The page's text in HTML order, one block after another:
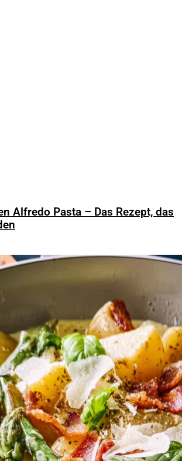
Alfredo Pasta – Das Rezept, das